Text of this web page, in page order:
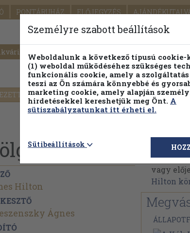
PONTÁRUHÁZ ELŐJEGYZÉS
PILLANATNYI ÁRAINK
Részletes kereső
Hilton
Ágnes
James
James
vagy
Hilton
Személyre szabott beállítások
Weboldalunk a következő típusú cookie-
(1) weboldal működéséhez szükséges
funkcionális cookie, amely a
teszi az Ön számára könnyebbé és
marketing cookie, amely alapján
hirdetésekkel kereshetjük meg Önt. A
sütiszabályzatunkat itt érheti el.
Sütibeállítások